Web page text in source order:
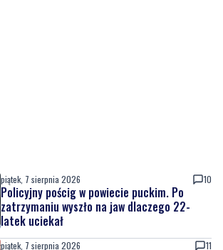
piątek, 7 sierpnia 2026
Tusk: "Polska ma nowego zawodnika".
Premier spotkał się z amerykańskim
aktorem